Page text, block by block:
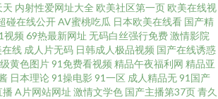
天 内射性爱网址大全 欧美社区第一页 欧美在线视
碰在线公开AV蜜桃吃瓜 日本欧美在线看 国产精
视频 69热最新网址 无码白丝强行免费激情影院
线 成人片无码 日韩成人极品视频 国产在线诱惑
黄色图片91免费看视频 精品午夜福利网 精品亚
日本理论91操电影 91一区 成人精品无91国产
播 A片网站网址 激情文学色 国产主播第37页青久